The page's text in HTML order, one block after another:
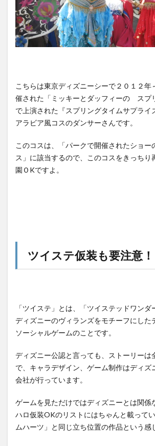
こちらは東京ディズニーシーで２０１２年
催された「ミッキーとダッフィーの スプ
で上演された『スプリングタイムサプライ
アラビア風コスのダンサーさんです。
このコスは、「パークで開催されたショー
ス」に該当するので、このコスをきっちり
園ＯKですよ。
ツイステ仮装も要注意！
「ツイステ」とは、「ツイステッドワンダ
ディズニーのヴィランズをモチーフにした
ソーシャルゲームのことです。
ディズニー公認と言っても、ストーリーは
で、キャラデザイン、ゲーム制作はディズ
会社が行っています。
ゲームを見ただけではディズニーとは関係
ハロ仮装OKのリストにはちゃんと載って
ムハーツ」と同じ立ち位置の作品という感